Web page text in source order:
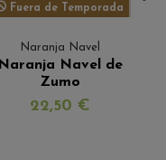
Fuera de Temporada
Naranja Navel
Naranja Navel de
Zumo
22,50 €